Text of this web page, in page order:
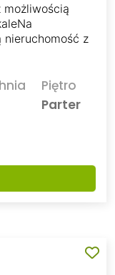
możliwością
z
Piętro
Parter